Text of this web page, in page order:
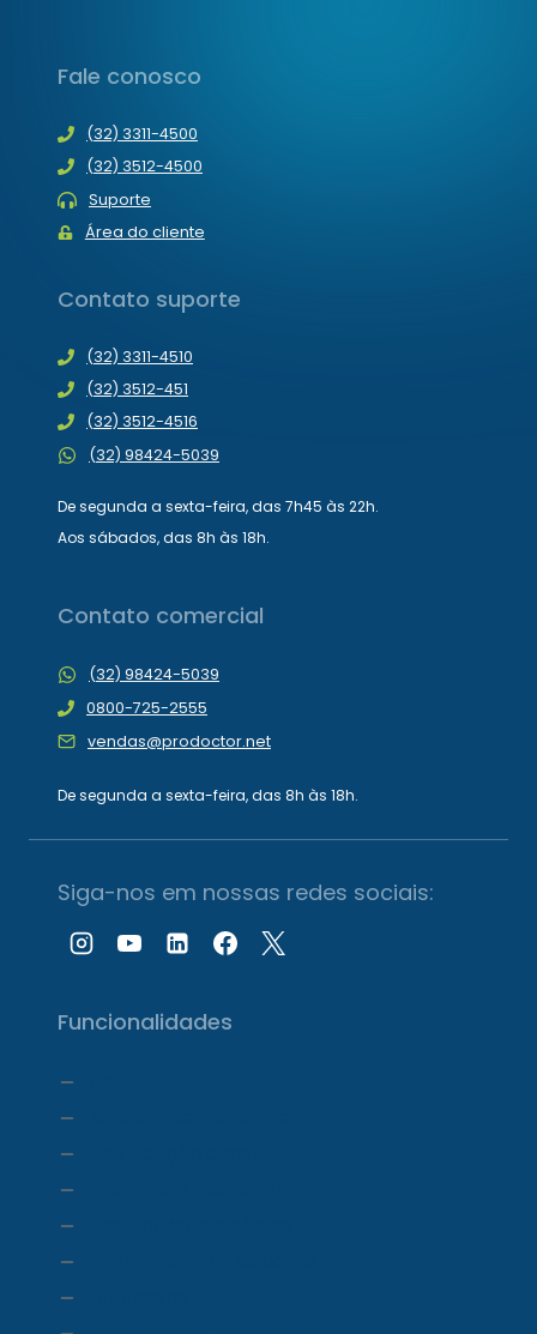
Fale conosco
(32) 3311-4500
(32) 3512-4500
Suporte
Área do cliente
Contato suporte
(32) 3311-4510
(32) 3512-451
(32) 3512-4516
(32) 98424-5039
De segunda a sexta-feira, das 7h45 às 22h.
Aos sábados, das 8h às 18h.
Contato comercial
(32) 98424-5039
0800-725-2555
vendas@prodoctor.net
De segunda a sexta-feira, das 8h às 18h.
Siga-nos em nossas redes sociais:
Funcionalidades